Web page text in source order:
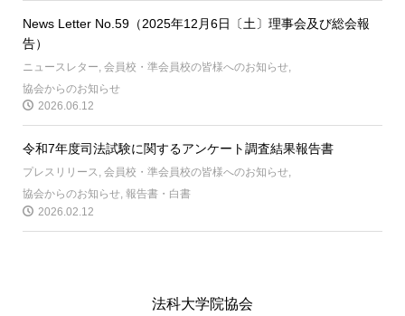
News Letter No.59（2025年12月6日〔土〕理事会及び総会報
告）
ニュースレター, 会員校・準会員校の皆様へのお知らせ,
協会からのお知らせ
2026.06.12
令和7年度司法試験に関するアンケート調査結果報告書
プレスリリース, 会員校・準会員校の皆様へのお知らせ,
協会からのお知らせ 報告書・白書
2026.02.12
法科大学院協会